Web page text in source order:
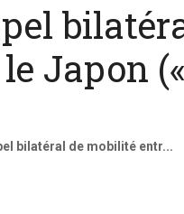
Japon
bilatéral de mobilité entr...